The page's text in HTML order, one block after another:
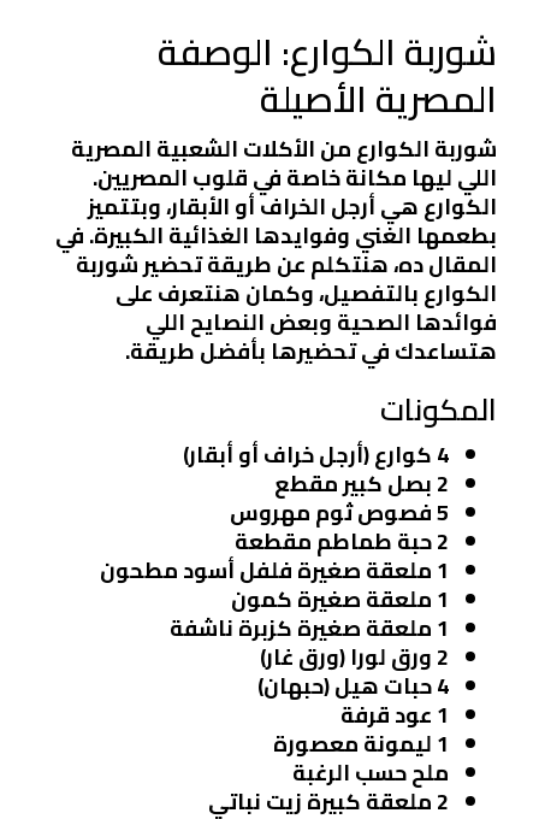
شوربة الكوارع: الوصفة
المصرية الأصيلة
شوربة الكوارع من الأكلات الشعبية المصرية
اللي ليها مكانة خاصة في قلوب المصريين.
الكوارع هي أرجل الخراف أو الأبقار، وبتتميز
بطعمها الغني وفوايدها الغذائية الكبيرة. في
المقال ده، هنتكلم عن طريقة تحضير شوربة
الكوارع بالتفصيل، وكمان هنتعرف على
فوائدها الصحية وبعض النصايح اللي
هتساعدك في تحضيرها بأفضل طريقة.
المكونات
4 كوارع (أرجل خراف أو أبقار)
2 بصل كبير مقطع
5 فصوص ثوم مهروس
2 حبة طماطم مقطعة
1 ملعقة صغيرة فلفل أسود مطحون
1 ملعقة صغيرة كمون
1 ملعقة صغيرة كزبرة ناشفة
2 ورق لورا (ورق غار)
4 حبات هيل (حبهان)
1 عود قرفة
1 ليمونة معصورة
ملح حسب الرغبة
2 ملعقة كبيرة زيت نباتي